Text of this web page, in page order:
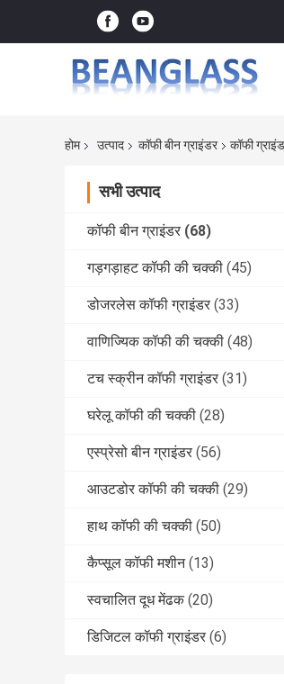
होम उत्पाद कॉफी बीन ग्राइंडर कॉफी
सभी उत्पाद
कॉफी बीन ग्राइंडर (68)
गड़गड़ाहट कॉफी की चक्की (45)
डोजरलेस कॉफी ग्राइंडर (33)
वाणिज्यिक कॉफी की चक्की (48)
टच स्क्रीन कॉफी ग्राइंडर (31)
घरेलू कॉफी की चक्की (28)
एस्प्रेसो बीन ग्राइंडर (56)
आउटडोर कॉफी की चक्की (29)
हाथ कॉफी की चक्की (50)
कैप्सूल कॉफी मशीन (13)
स्वचालित दूध मेंढक (20)
डिजिटल कॉफी ग्राइंडर (6)